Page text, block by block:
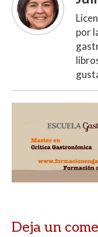
por
Deja un